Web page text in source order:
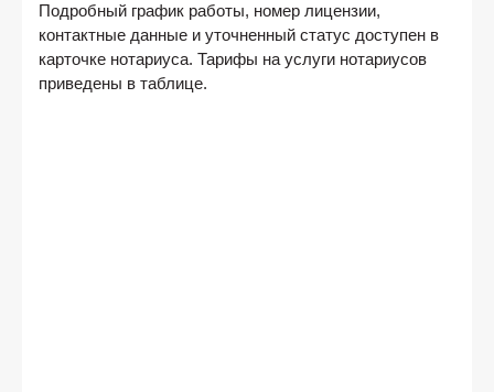
Подробный график работы, номер лицензии,
контактные данные и уточненный статус доступен в
карточке нотариуса. Тарифы на услуги нотариусов
приведены в таблице.